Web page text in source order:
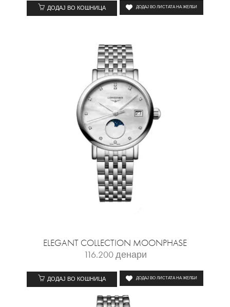
ДОДАЈ ВО КОШНИЦА ДОДАЈ ВО ЛИСТАТА НА ЖЕЛБИ
ELEGANT COLLECTION MOONPHASE
116.200денари
ДОДАЈ ВО КОШНИЦА ДОДАЈ ВО ЛИСТАТА НА ЖЕЛБИ